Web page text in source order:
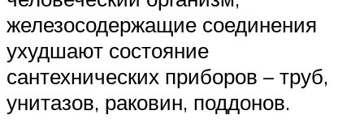
железосодержащие соединения
ухудшают состояние
сантехнических приборов – труб,
унитазов, раковин, поддонов.